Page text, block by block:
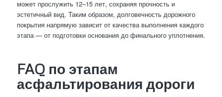
может прослужить 12–15 лет, сохраняя прочность и
эстетичный вид. Таким образом, долговечность дорожного
покрытия напрямую зависит от качества выполнения каждого
этапа — от подготовки основания до финального уплотнения.
FAQ по этапам
асфальтирования дороги